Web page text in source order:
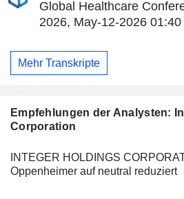
Global Healthcare
2026, May-12-2026 01:40
Mehr Transkripte
Empfehlungen der Analysten:
Corporation
INTEGER HOLDINGS
Oppenheimer auf neutral reduziert